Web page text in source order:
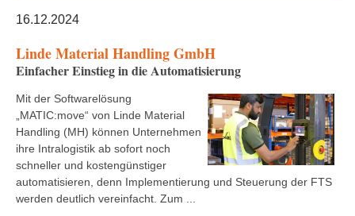
16.12.2024
Linde Material Handling GmbH
Einfacher Einstieg in die Automatisierung
Mit der Softwarelösung
„MATIC:move“ von Linde Material
Handling (MH) können Unternehmen
ihre Intralogistik ab sofort noch
schneller und kostengünstiger
automatisieren, denn Implementierung und Steuerung der FTS
werden deutlich vereinfacht. Zum ...